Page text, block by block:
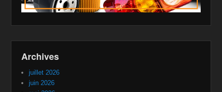
Archives
juillet 2026
juin 2026